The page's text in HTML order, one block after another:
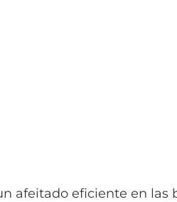
afeitado eficiente en las